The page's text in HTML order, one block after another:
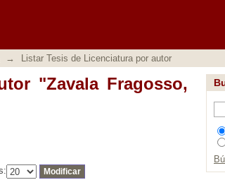
"Zavala Fragosso, Amalia"
→ Listar Tesis de Licenciatura por autor
"Zavala Fragosso,